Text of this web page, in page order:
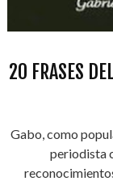
20 FRASES
Gabo, como
periodista